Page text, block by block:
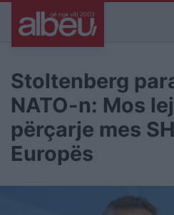
Stoltenberg
NATO-n: Mos
përçarje mes
Europës